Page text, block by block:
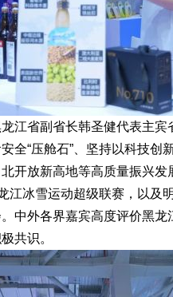
省副省长韩圣健代表主
全“压舱石”、坚持以科技创
开放新高地等高质量振兴
江冰雪运动超级联赛，以及
中外各界嘉宾高度评价黑
共识。